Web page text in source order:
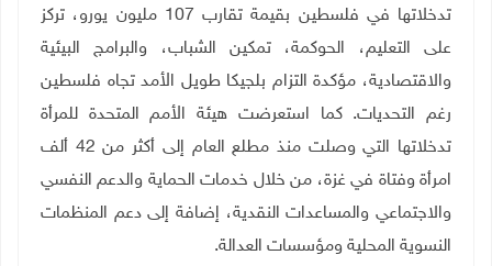
تدخلاتها في فلسطين بقيمة تقارب 107 مليون يورو، تركز
على التعليم، الحوكمة، تمكين الشباب، والبرامج البيئية
والاقتصادية، مؤكدة التزام بلجيكا طويل الأمد تجاه فلسطين
رغم التحديات. كما استعرضت هيئة الأمم المتحدة للمرأة
تدخلاتها التي وصلت منذ مطلع العام إلى أكثر من 42 ألف
امرأة وفتاة في غزة، من خلال خدمات الحماية والدعم النفسي
والاجتماعي والمساعدات النقدية، إضافة إلى دعم المنظمات
النسوية المحلية ومؤسسات العدالة.